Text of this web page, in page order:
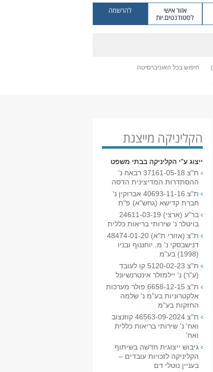
אזור אישי
לסטודנטים.יות
להרשמה
חיפוש בכל האוניברסיטה
הקליניקה מייצגת
ייצוג ע"י הקליניקה בבתי משפט
ת"צ 37161-05-18 רבאח נ'
ההסתדרות המדיצינית הדסה
ת"צ 40693-11-16 אברוקין נ'
חברת קדישא (גחש"א) פ"ת
בר"ע (ארצי) 24611-03-19
בויטלר נ' שירותי בריאות כללית
ת"צ (אזורי ת"א) 48474-01-20
דנישבסקי נ' מ. יוחננוף ובניו
(1998) בע"מ
ת"צ 5120-02-23 קו לעובד
(ע"ר) נ' יילמזלר אינטרנשיונל
ת"צ 6658-12-15 פולר מערכות
אלקטרוניות בע"מ נ' שלמה
החזקות בע"מ
ת"צ 46563-09-2024 קוזנצוב
ואח' נ' שירותי בריאות כללית
ואח'
גיבוש ייצוגית חדשה בשיתוף
הקליניקה לזכויות עובדים –
בעניין נוטלי דם